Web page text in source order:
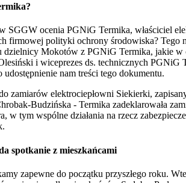
SGGW ocenia PGNiG Termika, właściciel
firmowej polityki ochrony środowiska? Tego
dzielnicy Mokotów z PGNiG Termika, jakie
i wiceprezes ds. technicznych PGNiG
nam treści tego dokumentu.
zamiarów elektrociepłowni Siekierki,
Budzińska - Termika zadeklarowała
w tym wspólne działania na rzecz
spotkanie z mieszkańcami
zapewne do początku przyszłego roku.